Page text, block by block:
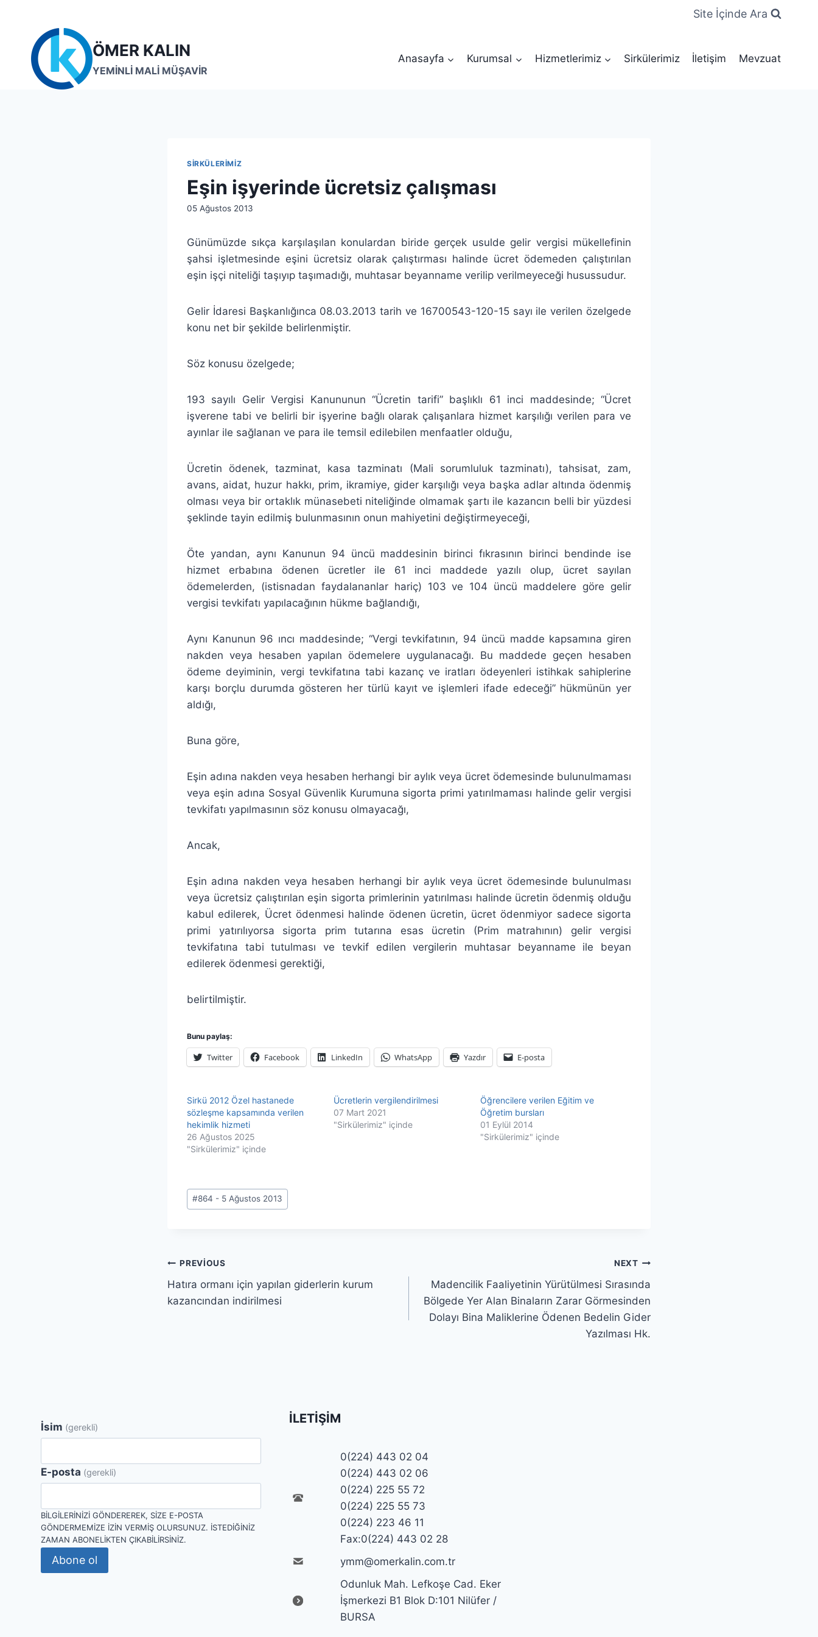
content
Site İçinde Ara
ÖMER KALIN
YEMİNLİ MALİ MÜŞAVİR
Anasayfa Kurumsal Hizmetlerimiz Sirkülerimiz İletişim Mevzuat
SIRKÜLERIMIZ
Eşin işyerinde ücretsiz çalışması
By
05 Ağustos 2013
Günümüzde sıkça karşılaşılan konulardan biride gerçek usulde gelir vergisi mükellefinin
şahsi işletmesinde eşini ücretsiz olarak çalıştırması halinde ücret ödemeden çalıştırılan
eşin işçi niteliği taşıyıp taşımadığı, muhtasar beyanname verilip verilmeyeceği husussudur.
Gelir İdaresi Başkanlığınca 08.03.2013 tarih ve 16700543-120-15 sayı ile verilen özelgede
konu net bir şekilde belirlenmiştir.
Söz konusu özelgede;
193 sayılı Gelir Vergisi Kanununun “Ücretin tarifi” başlıklı 61 inci maddesinde; “Ücret
işverene tabi ve belirli bir işyerine bağlı olarak çalışanlara hizmet karşılığı verilen para ve
ayınlar ile sağlanan ve para ile temsil edilebilen menfaatler olduğu,
Ücretin ödenek, tazminat, kasa tazminatı (Mali sorumluluk tazminatı), tahsisat, zam,
avans, aidat, huzur hakkı, prim, ikramiye, gider karşılığı veya başka adlar altında ödenmiş
olması veya bir ortaklık münasebeti niteliğinde olmamak şartı ile kazancın belli bir yüzdesi
şeklinde tayin edilmiş bulunmasının onun mahiyetini değiştirmeyeceği,
Öte yandan, aynı Kanunun 94 üncü maddesinin birinci fıkrasının birinci bendinde ise
hizmet erbabına ödenen ücretler ile 61 inci maddede yazılı olup, ücret sayılan
ödemelerden, (istisnadan faydalananlar hariç) 103 ve 104 üncü maddelere göre gelir
vergisi tevkifatı yapılacağının hükme bağlandığı,
Aynı Kanunun 96 ıncı maddesinde; “Vergi tevkifatının, 94 üncü madde kapsamına giren
nakden veya hesaben yapılan ödemelere uygulanacağı. Bu maddede geçen hesaben
ödeme deyiminin, vergi tevkifatına tabi kazanç ve iratları ödeyenleri istihkak sahiplerine
karşı borçlu durumda gösteren her türlü kayıt ve işlemleri ifade edeceği” hükmünün yer
aldığı,
Buna göre,
Eşin adına nakden veya hesaben herhangi bir aylık veya ücret ödemesinde bulunulmaması
veya eşin adına Sosyal Güvenlik Kurumuna sigorta primi yatırılmaması halinde gelir vergisi
tevkifatı yapılmasının söz konusu olmayacağı,
Ancak,
Eşin adına nakden veya hesaben herhangi bir aylık veya ücret ödemesinde bulunulması
veya ücretsiz çalıştırılan eşin sigorta primlerinin yatırılması halinde ücretin ödenmiş olduğu
kabul edilerek, Ücret ödenmesi halinde ödenen ücretin, ücret ödenmiyor sadece sigorta
primi yatırılıyorsa sigorta prim tutarına esas ücretin (Prim matrahının) gelir vergisi
tevkifatına tabi tutulması ve tevkif edilen vergilerin muhtasar beyanname ile beyan
edilerek ödenmesi gerektiği,
belirtilmiştir.
Bunu paylaş:
Twitter Facebook LinkedIn WhatsApp Yazdır E-posta
Sirkü 2012 Özel hastanede
sözleşme kapsamında verilen
hekimlik hizmeti
26 Ağustos 2025
"Sirkülerimiz" içinde
Ücretlerin vergilendirilmesi
07 Mart 2021
"Sirkülerimiz" içinde
Öğrencilere verilen Eğitim ve
Öğretim bursları
01 Eylül 2014
"Sirkülerimiz" içinde
Post
Tags:
#864 - 5 Ağustos 2013
Yazı
gezinmesi
PREVIOUS
Hatıra ormanı için yapılan giderlerin kurum
kazancından indirilmesi
NEXT
Madencilik Faaliyetinin Yürütülmesi Sırasında
Bölgede Yer Alan Binaların Zarar Görmesinden
Dolayı Bina Maliklerine Ödenen Bedelin Gider
Yazılması Hk.
İsim (gerekli)
E-posta (gerekli)
BILGILERINIZI GÖNDEREREK, SIZE E-POSTA
GÖNDERMEMIZE IZIN VERMIŞ OLURSUNUZ. İSTEDIĞINIZ
ZAMAN ABONELIKTEN ÇIKABILIRSINIZ.
Abone ol
İLETIŞIM
0(224) 443 02 04
0(224) 443 02 06
0(224) 225 55 72
0(224) 225 55 73
0(224) 223 46 11
Fax:0(224) 443 02 28
ymm@omerkalin.com.tr
Odunluk Mah. Lefkoşe Cad. Eker
İşmerkezi B1 Blok D:101 Nilüfer /
BURSA